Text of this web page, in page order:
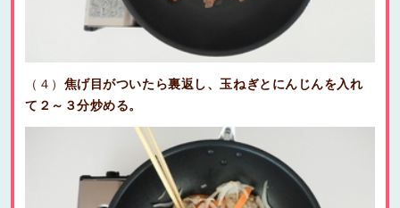
（４） 焦げ目がついたら裏返し、玉ねぎとにんじんを入れ
て２～３分炒める。